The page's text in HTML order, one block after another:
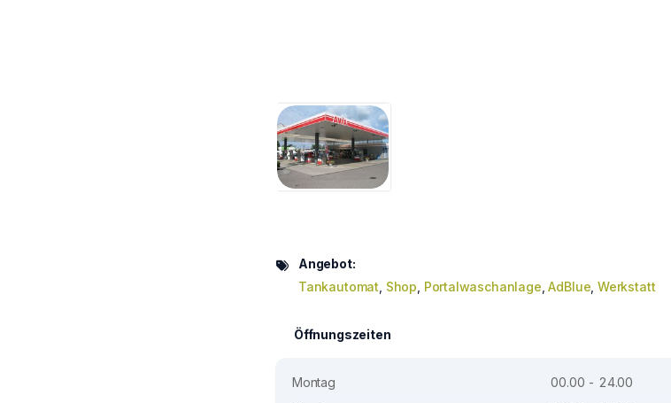
Angebot:
Tankautomat Shop Portalwaschanlage ,AdBlue Werkstatt
Öffnungszeiten
Montag
00.00 - 24.00